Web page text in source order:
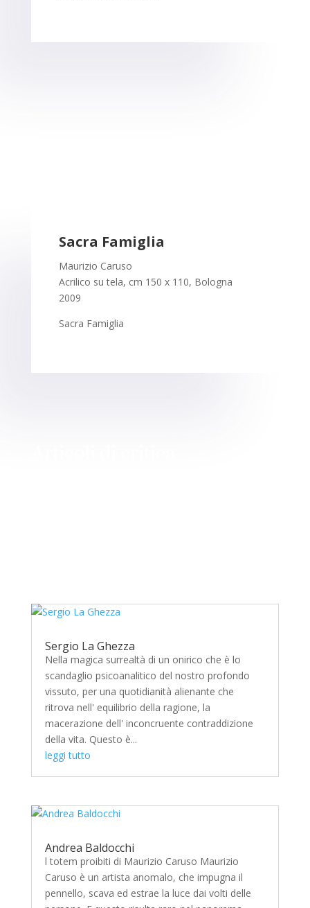
Sacra Famiglia
Maurizio Caruso
Acrilico su tela, cm 150 x 110, Bologna
2009
Sacra Famiglia
Sergio La Ghezza
Nella magica surrealtà di un onirico che è lo
scandaglio psicoanalitico del nostro profondo
vissuto, per una quotidianità alienante che
ritrova nell' equilibrio della ragione, la
macerazione dell' inconcruente contraddizione
della vita. Questo è...
leggi tutto
Andrea Baldocchi
l totem proibiti di Maurizio Caruso Maurizio
Caruso è un artista anomalo, che impugna il
pennello, scava ed estrae la luce dai volti delle